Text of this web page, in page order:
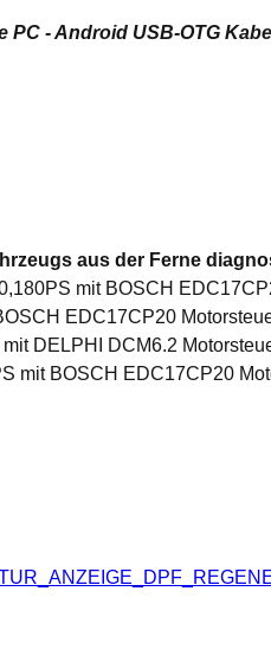
- Android USB-OTG
aus der Ferne
mit BOSCH
EDC17CP20
DELPHI DCM6.2
mit BOSCH EDC17CP20